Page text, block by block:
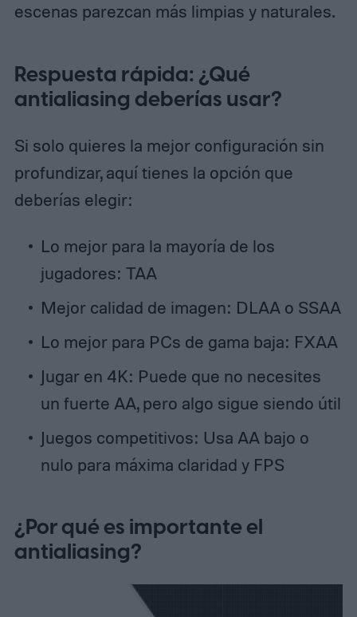
escenas parezcan más limpias y naturales.
Respuesta rápida: ¿Qué
antialiasing deberías usar?
Si solo quieres la mejor configuración sin
profundizar, aquí tienes la opción que
deberías elegir:
Lo mejor para la mayoría de los
jugadores: TAA
Mejor calidad de imagen: DLAA o SSAA
Lo mejor para PCs de gama baja: FXAA
Jugar en 4K: Puede que no necesites
un fuerte AA, pero algo sigue siendo útil
Juegos competitivos: Usa AA bajo o
nulo para máxima claridad y FPS
¿Por qué es importante el
antialiasing?